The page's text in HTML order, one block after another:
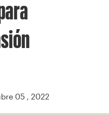
05 , 2022